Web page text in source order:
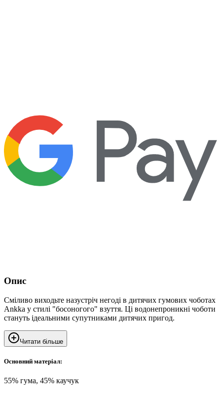
Опис
Сміливо виходьте назустріч негоді в дитячих гумових чоботах
Ankka у стилі "босоногого" взуття. Ці водонепроникні чоботи
стануть ідеальними супутниками дитячих пригод.
Читати більше
Основний матеріал:
55% гума, 45% каучук